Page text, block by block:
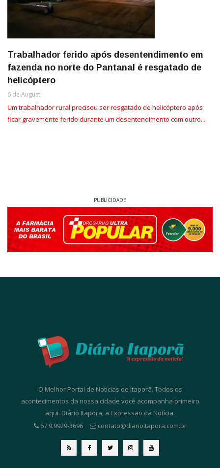
Trabalhador ferido após desentendimento em
fazenda no norte do Pantanal é resgatado de
helicóptero
6 de August
Um trabalhador rural precisou ser resgatado de helicóptero após
ficar gravemente ferido durante um desentendimento com outro...
PUBLICIDADE
O Melhor Portal de Notícias de Itaporã. Todos os
acontecimentos da nossa cidade você acompanha primeiro
aqui. Diário Itaporã, a Expressão da Notícia.
67 9.9929-3696
contato@diarioitapora.com.br